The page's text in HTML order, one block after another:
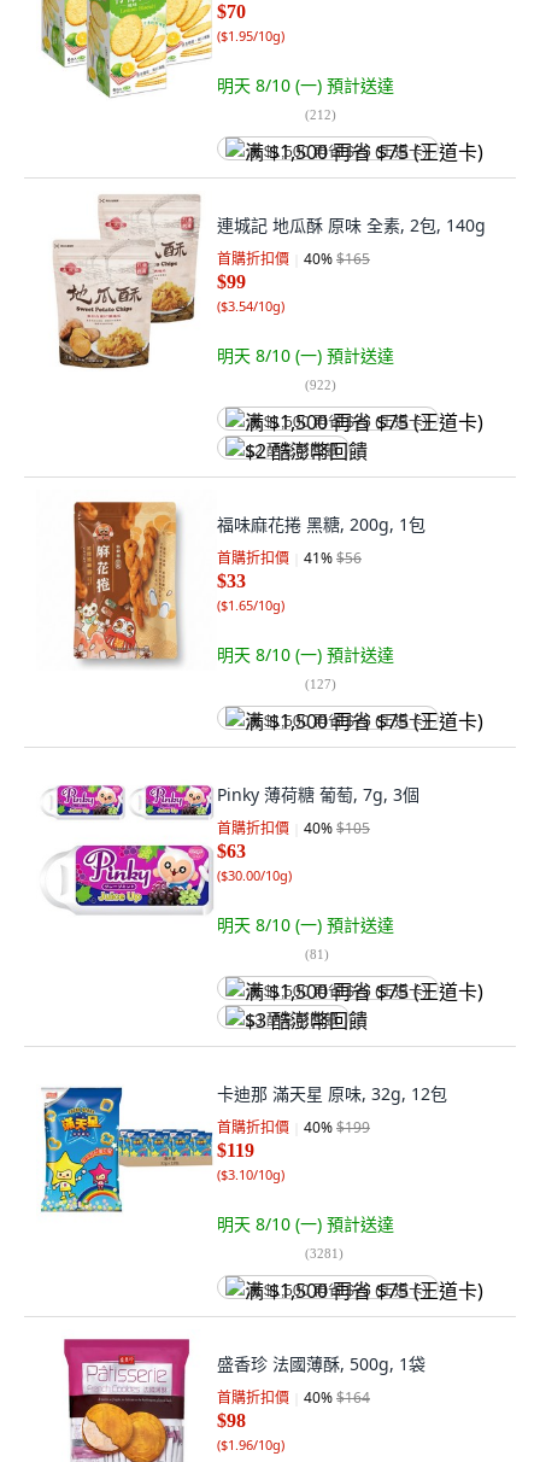
$70
($1.95/10g)
明天 8/10 (一) 預計送達
(212)
满 $1,500 再省 $75 (王道卡)
連城記 地瓜酥 原味 全素, 2包, 140g
首購折扣價 40%$165
$99
($3.54/10g)
明天 8/10 (一) 預計送達
(922)
满 $1,500 再省 $75 (王道卡)
$2 酷澎幣回饋
福味麻花捲 黑糖, 200g, 1包
首購折扣價 41%$56
$33
($1.65/10g)
明天 8/10 (一) 預計送達
(127)
满 $1,500 再省 $75 (王道卡)
Pinky 薄荷糖 葡萄, 7g, 3個
首購折扣價 40%$105
$63
($30.00/10g)
明天 8/10 (一) 預計送達
(81)
满 $1,500 再省 $75 (王道卡)
$3 酷澎幣回饋
卡迪那 滿天星 原味, 32g, 12包
首購折扣價 40%$199
$119
($3.10/10g)
明天 8/10 (一) 預計送達
(3281)
满 $1,500 再省 $75 (王道卡)
盛香珍 法國薄酥, 500g, 1袋
首購折扣價 40%$164
$98
($1.96/10g)